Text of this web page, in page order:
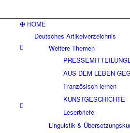
✠ HOME
Deutsches Artikelverzeichnis
Weitere Themen
AUS DEM LEBEN
Französisch lernen
KUNSTGESCHICHTE
Leserbriefe
Linguistik &